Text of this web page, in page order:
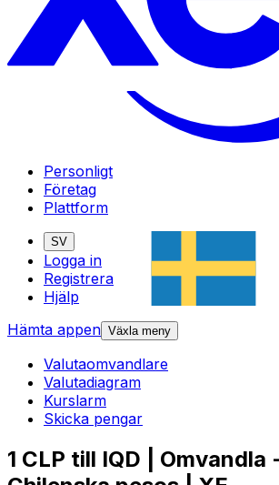
Personligt
Företag
Plattform
SV
Logga in
Registrera
Hjälp
Hämta appen Växla meny
Valutaomvandlare
Valutadiagram
Kurslarm
Skicka pengar
1 CLP till IQD | Omvandla